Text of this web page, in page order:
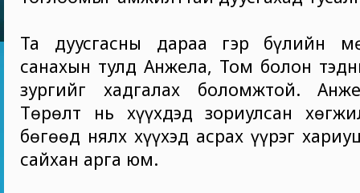
Та дуусгасны дараа гэр бүлийн
санахын тулд Анжела, Том болон
зургийг хадгалах боломжтой.
Төрөлт нь хүүхдэд зориулсан
бөгөөд нялх хүүхэд асрах үүрэг
сайхан арга юм.